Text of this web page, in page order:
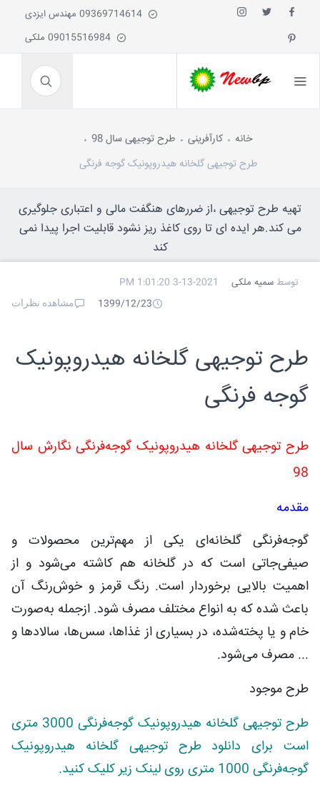
خانه کارآفرینی
طرح توجیهی سال 98
طرح توجیهی گلخانه هیدروپونیک گوجه فرنگی
تهیه طرح توجیهی ،از ضررهای هنگفت مالی و اعتباری جلوگیری
می کند.هر ایده ای تا روی کاغذ ریز نشود قابلیت اجرا پیدا نمی
کند
توسط سمیه ملکی
3-13-2021 1:01:20 PM
1399/12/23
مشاهده نظرات
طرح توجیهی گلخانه هیدروپونیک
گوجه فرنگی
طرح توجیهی گلخانه هیدروپونیک گوجه‌فرنگی نگارش سال
98
مقدمه
گوجه‌فرنگی گلخانه‌ای یکی از مهم‌ترین محصولات و
صیفی‌جاتی است که در گلخانه هم کاشته می‌شود و از
اهمیت بالایی برخوردار است. رنگ قرمز و خوش‌رنگ آن
باعث شده که به انواع مختلف مصرف شود. ازجمله به‌صورت
خام و یا پخته‌شده، در بسیاری از غذاها، سس‌ها، سالادها و
... مصرف می‌شود.
طرح موجود
طرح توجیهی گلخانه هیدروپونیک گوجه‌فرنگی 3000 متری
است برای دانلود طرح توجیهی گلخانه هیدروپونیک
گوجه‌فرنگی 1000 متری روی لینک زیر کلیک کنید.